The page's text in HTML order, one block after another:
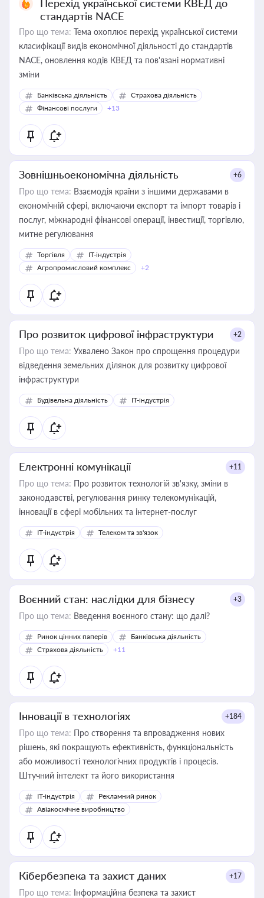
Перехід української системи КВЕД до
стандартів NACE
Про що тема: Тема охоплює перехід української системи
класифікації видів економічної діяльності до стандартів
NACE, оновлення кодів КВЕД та пов'язані нормативні
зміни
Банківська діяльність
Страхова діяльність
Фінансові послуги
+13
Зовнішньоекономічна діяльність +6
Про що тема: Взаємодія країни з іншими державами в
економічній сфері, включаючи експорт та імпорт товарів і
послуг, міжнародні фінансові операції, інвестиції, торгівлю,
митне регулювання
Торгівля
IT-індустрія
Агропромисловий комплекс
+2
Про розвиток цифрової інфраструктури +2
Про що тема: Ухвалено Закон про спрощення процедури
відведення земельних ділянок для розвитку цифрової
інфраструктури
Будівельна діяльність IT-індустрія
Електронні комунікації +11
Про що тема: Про розвиток технологій зв'язку, зміни в
законодавстві, регулювання ринку телекомунікацій,
інновації в сфері мобільних та інтернет-послуг
IT-індустрія Телеком та зв'язок
Воєнний стан: наслідки для бізнесу +3
Про що тема: Введення воєнного стану: що далі?
Ринок цінних паперів
Банківська діяльність
Страхова діяльність
+11
Інновації в технологіях +184
Про що тема: Про створення та впровадження нових
рішень, які покращують ефективність, функціональність
або можливості технологічних продуктів і процесів.
Штучний інтелект та його використання
IT-індустрія
Рекламний ринок
Авіакосмічне виробництво
Кібербезпека та захист даних +17
Про що тема: Інформаційна безпека та захист